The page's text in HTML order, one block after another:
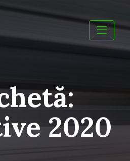
2020